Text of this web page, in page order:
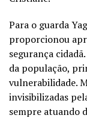
Para o guarda
proporcionou
segurança
da população,
vulnerabilidade.
invisibilizadas
sempre atuando